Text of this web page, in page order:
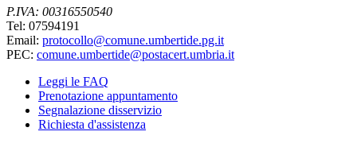
P.IVA: 00316550540
Tel: 07594191
Email: protocollo@comune.umbertide.pg.it
PEC: comune.umbertide@postacert.umbria.it
Leggi le FAQ
Prenotazione appuntamento
Segnalazione disservizio
Richiesta d'assistenza